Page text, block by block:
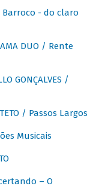
/ Barroco - do claro
DUO / Rente
GONÇALVES /
/ Passos Largos
Musicais
– O